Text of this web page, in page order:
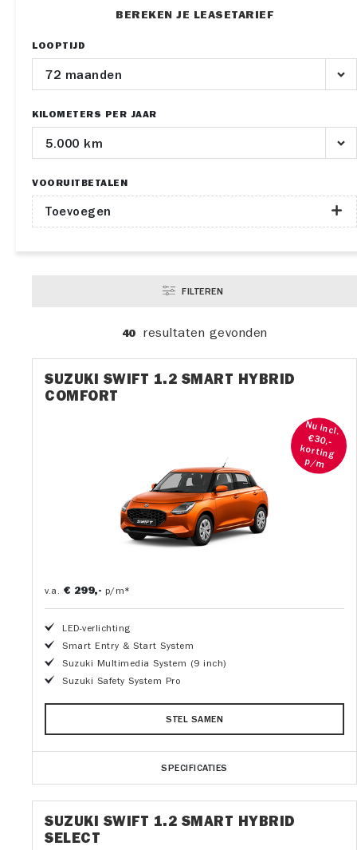
BEREKEN JE LEASETARIEF
LOOPTIJD
KILOMETERS PER JAAR
VOORUITBETALEN
Toevoegen
FILTEREN
40 resultaten gevonden
SUZUKI SWIFT 1.2 SMART HYBRID
COMFORT
Nu incl.
€30,-
korting
p/m
v.a. € 299,- p/m*
LED-verlichting
Smart Entry & Start System
Suzuki Multimedia System (9 inch)
Suzuki Safety System Pro
STEL SAMEN
SPECIFICATIES
SUZUKI SWIFT 1.2 SMART HYBRID
SELECT